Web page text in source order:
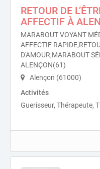
RETOUR DE
AFFECTIF À
MARABOUT VOYANT
AFFECTIF
D'AMOUR,MARABOUT
ALENÇON(61)
Alençon (61000)
Activités
Guerisseur, Thérapeute,